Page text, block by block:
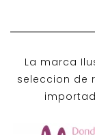
La marca
seleccion de